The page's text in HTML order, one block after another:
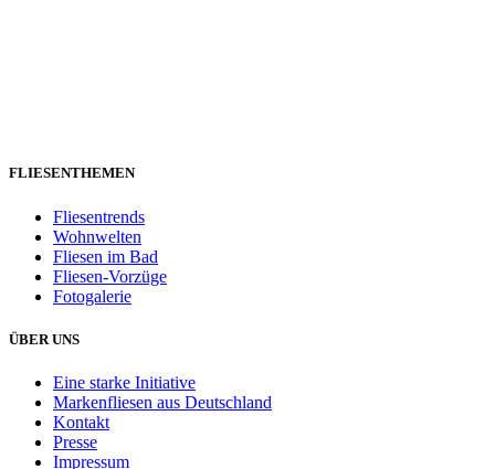
FLIESENTHEMEN
Fliesentrends
Wohnwelten
Fliesen im Bad
Fliesen-Vorzüge
Fotogalerie
ÜBER UNS
Eine starke Initiative
Markenfliesen aus Deutschland
Kontakt
Presse
Impressum